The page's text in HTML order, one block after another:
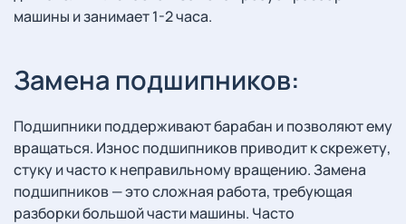
машины и занимает 1-2 часа.
Замена подшипников:
Подшипники поддерживают барабан и позволяют ему
вращаться. Износ подшипников приводит к скрежету,
стуку и часто к неправильному вращению. Замена
подшипников — это сложная работа, требующая
разборки большой части машины. Часто